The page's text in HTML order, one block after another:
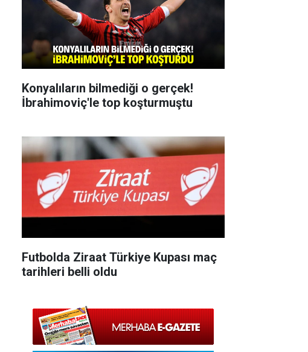
Konyalıların bilmediği o gerçek!
İbrahimoviç'le top koşturmuştu
Futbolda Ziraat Türkiye Kupası maç
tarihleri belli oldu